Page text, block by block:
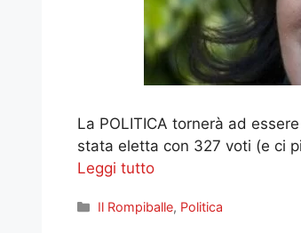
La POLITICA tornerà ad
stata eletta con 327 voti (e ci
Leggi tutto
Categorie
Il Rompiballe, Politica